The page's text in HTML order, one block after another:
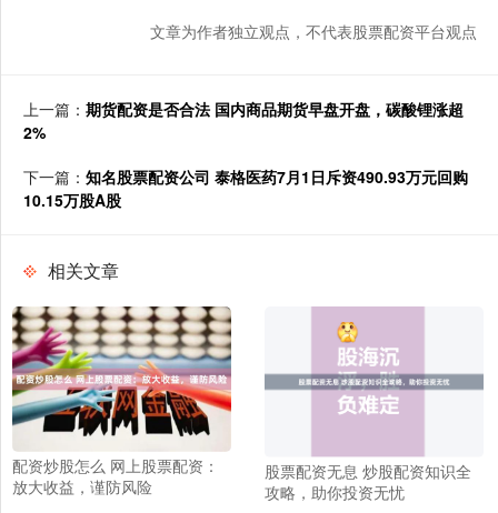
文章为作者独立观点，不代表股票配资平台观点
上一篇： 期货配资是否合法 国内商品期货早盘开盘，碳酸锂涨超
2%
下一篇： 知名股票配资公司 泰格医药7月1日斥资490.93万元回购
10.15万股A股
相关文章
配资炒股怎么 网上股票配资：
放大收益，谨防风险
股票配资无息 炒股配资知识全
攻略，助你投资无忧